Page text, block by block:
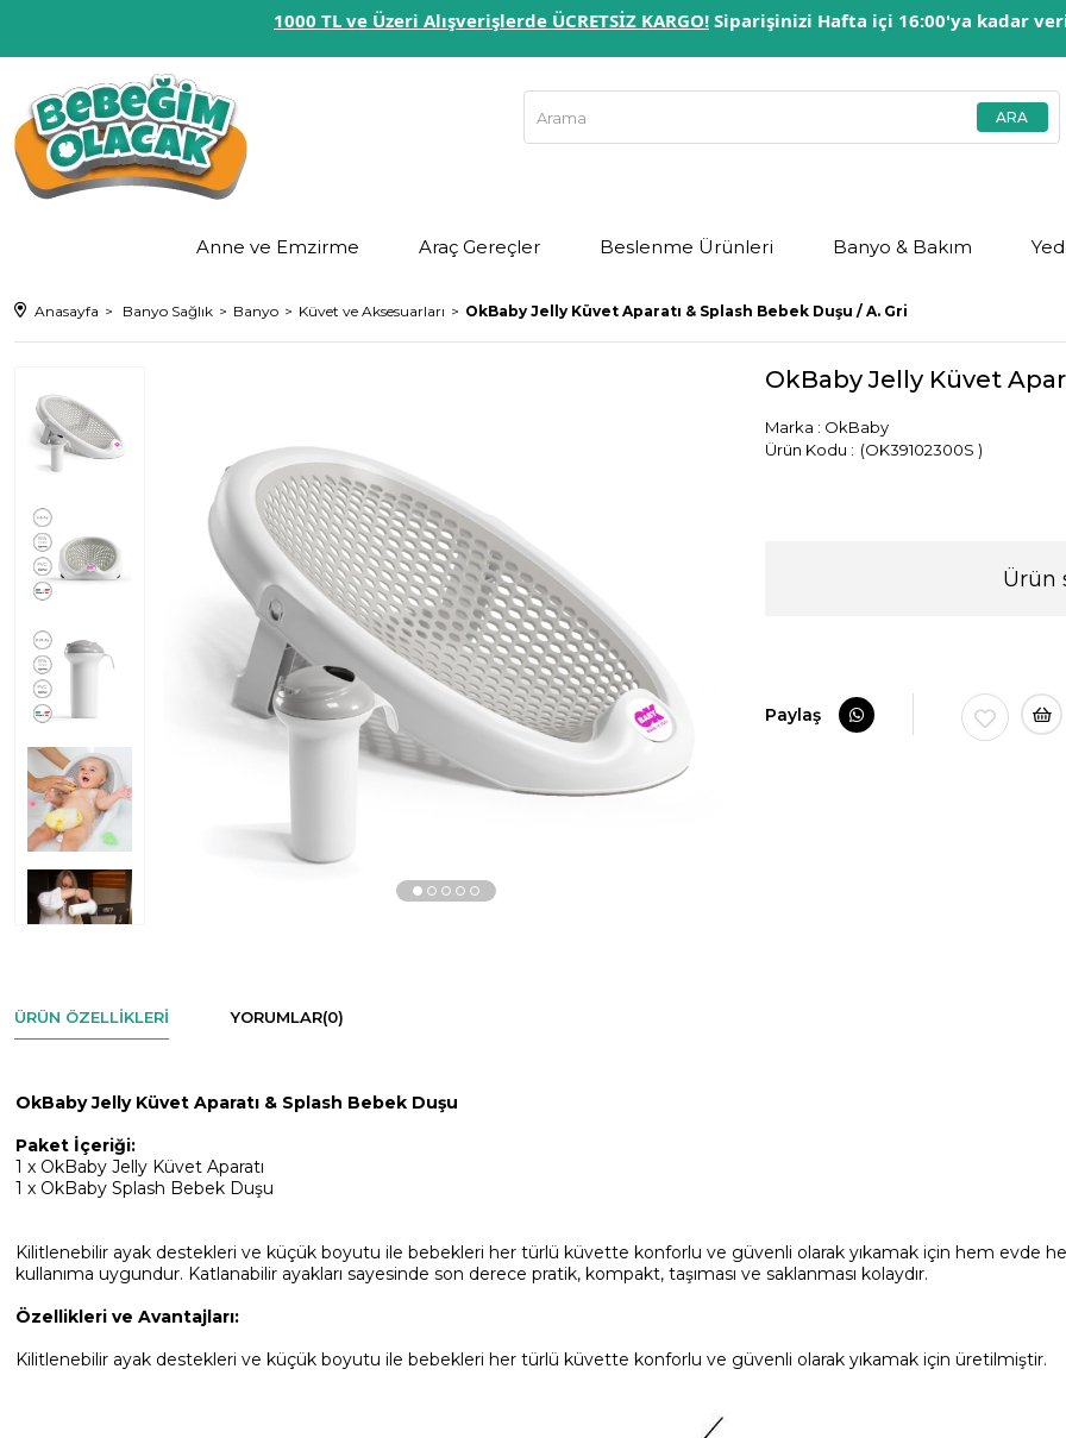
1000 TL ve Üzeri Alışverişlerde ÜCRETSİZ KARGO! Siparişinizi Hafta içi 16:00'ya kadar
Anne ve Emzirme Araç Gereçler Beslenme Ürünleri Banyo & Bakım
Anasayfa Banyo Sağlık Banyo Küvet ve Aksesuarları OkBaby Jelly Küvet Aparatı & Splash Bebek Duşu / A. Gri
OkBaby Jelly Küvet
Marka : OkBaby
(OK39102300S )
Ürün
Paylaş
ÜRÜN ÖZELLIKLERI YORUMLAR(0)
OkBaby Jelly Küvet Aparatı & Splash Bebek Duşu
Paket İçeriği:
1 x OkBaby Jelly Küvet Aparatı
1 x OkBaby Splash Bebek Duşu
Kilitlenebilir ayak destekleri ve küçük boyutu ile bebekleri her türlü küvette konforlu ve güvenli olarak yıkamak için hem evde
kullanıma uygundur. Katlanabilir ayakları sayesinde son derece pratik, kompakt, taşıması ve saklanması kolaydır.
Özellikleri ve Avantajları:
Kilitlenebilir ayak destekleri ve küçük boyutu ile bebekleri her türlü küvette konforlu ve güvenli olarak yıkamak için üretilmiştir.